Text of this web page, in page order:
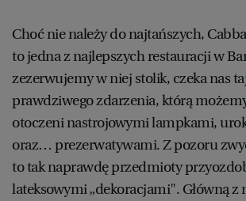
Choć nie należy do najtańszych,
to jedna z najlepszych restauracji w
zezerwujemy w niej stolik, czeka nas
prawdziwego zdarzenia, którą
otoczeni nastrojowymi lampkami,
oraz… prezerwatywami. Z pozoru
to tak naprawdę przedmioty
lateksowymi „dekoracjami". Główną z